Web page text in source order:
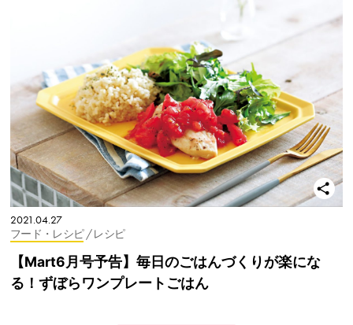
2021.04.27
フード・レシピ / レシピ
【Mart6月号予告】毎日のごはんづくりが楽にな
る！ずぼらワンプレートごはん